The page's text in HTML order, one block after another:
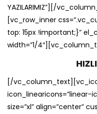
YAZILARIMIZ”][/
[vc_row_inner
top: 15px !important;}”
width=”1/
[/
icon_linearicons=”linear-
size=”xl” align=”center”